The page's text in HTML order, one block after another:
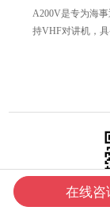
A200V是专为海
持VHF对讲机，
守功能。没有信
在线咨